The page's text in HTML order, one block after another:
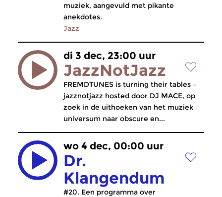
muziek, aangevuld met pikante
anekdotes.
Jazz
di 3 dec, 23:00 uur
JazzNotJazz
FREMDTUNES is turning their tables –
jazznotjazz hosted door DJ MACE, op
zoek in de uithoeken van het muziek
universum naar obscure en...
wo 4 dec, 00:00 uur
Dr.
Klangendum
#20. Een programma over